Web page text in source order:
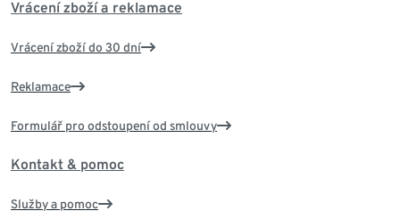
Vrácení zboží a reklamace
Vrácení zboží do 30 dní
Reklamace
Formulář pro odstoupení od smlouvy
Kontakt & pomoc
Služby a pomoc